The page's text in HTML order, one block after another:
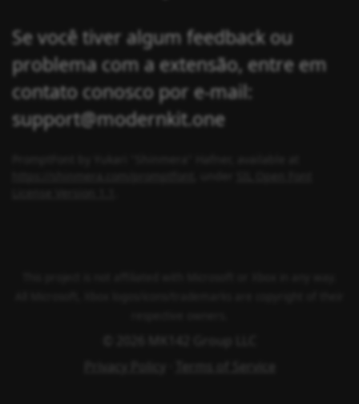
Se você tiver algum feedback ou
problema com a extensão, entre em
contato conosco por e-mail:
support@modernkit.one